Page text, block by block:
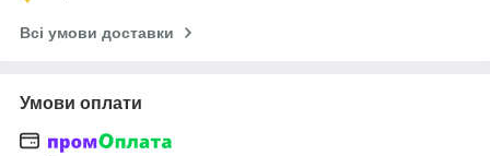
Всі умови доставки
Умови оплати